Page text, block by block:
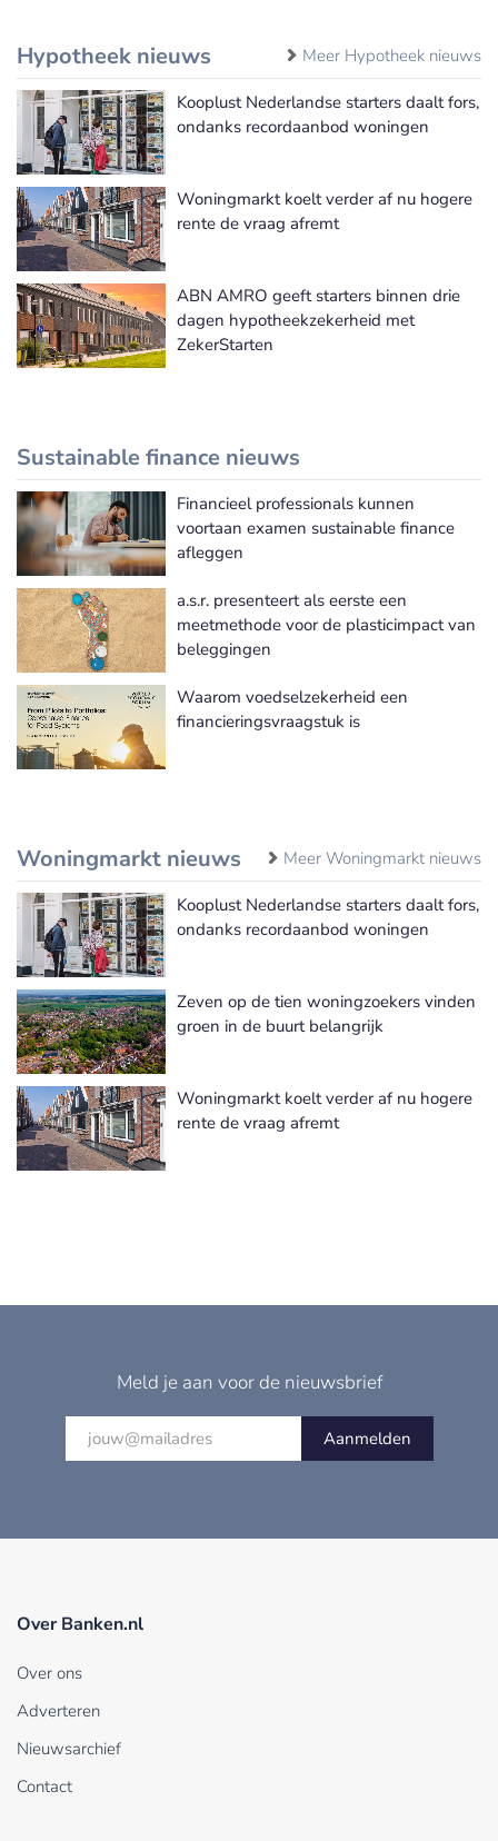
Hypotheek nieuws Meer Hypotheek nieuws
Kooplust Nederlandse starters daalt fors,
ondanks recordaanbod woningen
Woningmarkt koelt verder af nu hogere
rente de vraag afremt
ABN AMRO geeft starters binnen drie
dagen hypotheekzekerheid met
ZekerStarten
Sustainable finance nieuws
Meer Sustainable finance nieuws
Financieel professionals kunnen
voortaan examen sustainable finance
afleggen
a.s.r. presenteert als eerste een
meetmethode voor de plasticimpact van
beleggingen
Waarom voedselzekerheid een
financieringsvraagstuk is
Woningmarkt nieuws Meer Woningmarkt nieuws
Kooplust Nederlandse starters daalt fors,
ondanks recordaanbod woningen
Zeven op de tien woningzoekers vinden
groen in de buurt belangrijk
Woningmarkt koelt verder af nu hogere
rente de vraag afremt
Meld je aan voor de nieuwsbrief
Aanmelden
Over Banken.nl
Over ons
Adverteren
Nieuwsarchief
Contact